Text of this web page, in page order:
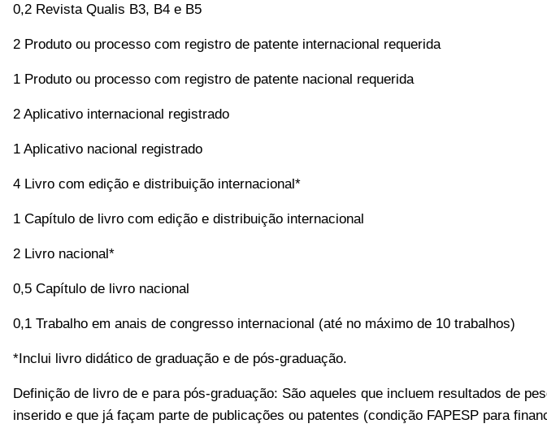
0,2 Revista Qualis B3, B4 e B5
2 Produto ou processo com registro de patente internacional requerida
1 Produto ou processo com registro de patente nacional requerida
2 Aplicativo internacional registrado
1 Aplicativo nacional registrado
4 Livro com edição e distribuição internacional*
1 Capítulo de livro com edição e distribuição internacional
2 Livro nacional*
0,5 Capítulo de livro nacional
0,1 Trabalho em anais de congresso internacional (até no máximo de 10 trabalhos)
*Inclui livro didático de graduação e de pós-graduação.
Definição de livro de e para pós-graduação: São aqueles que incluem resultados de
inserido e que já façam parte de publicações ou patentes (condição FAPESP para